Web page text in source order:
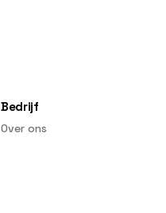
Bedrijf
Over ons